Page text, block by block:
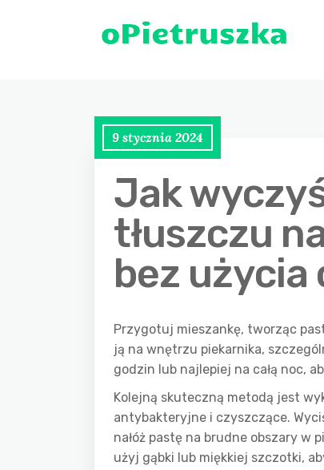
9 stycznia 2024
Jak
tłuszczu
bez użycia
Przygotuj mieszankę, tworząc
ją na wnętrzu piekarnika,
godzin lub najlepiej na całą noc,
Kolejną skuteczną metodą jest
antybakteryjne i czyszczące.
nałóż pastę na brudne obszary w
użyj gąbki lub miękkiej szczotki,